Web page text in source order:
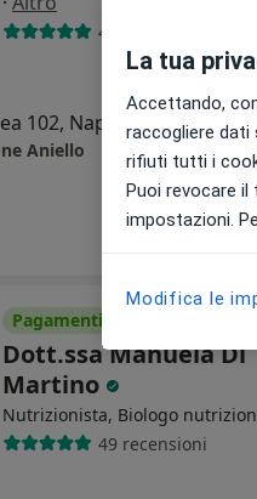
48 recensioni
102, Napoli•Mappa
Aniello
Pagamenti online
Dott.ssa Manuela Di
Martino
Nutrizionista, Biologo
49 recensioni
La tua
Accettando,
raccogliere dati
rifiuti tutti i
Puoi revocare
impostazioni.
Modifica le